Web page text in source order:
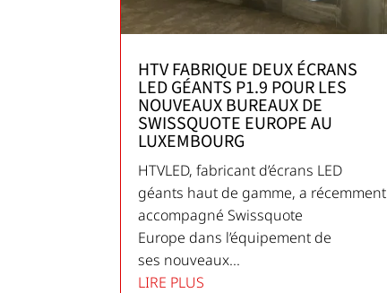
HTV FABRIQUE DEUX ÉCRANS
LED GÉANTS P1.9 POUR LES
NOUVEAUX BUREAUX DE
SWISSQUOTE EUROPE AU
LUXEMBOURG
HTVLED, fabricant d’écrans LED
géants haut de gamme, a récemment
accompagné Swissquote
Europe dans l’équipement de
ses nouveaux...
LIRE PLUS